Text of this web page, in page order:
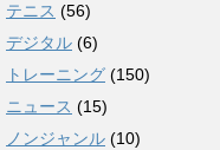
テニス (56)
デジタル (6)
トレーニング (150)
ニュース (15)
ノンジャンル (10)